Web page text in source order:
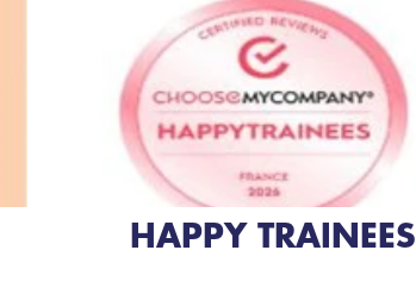
HAPPY TRAINEES